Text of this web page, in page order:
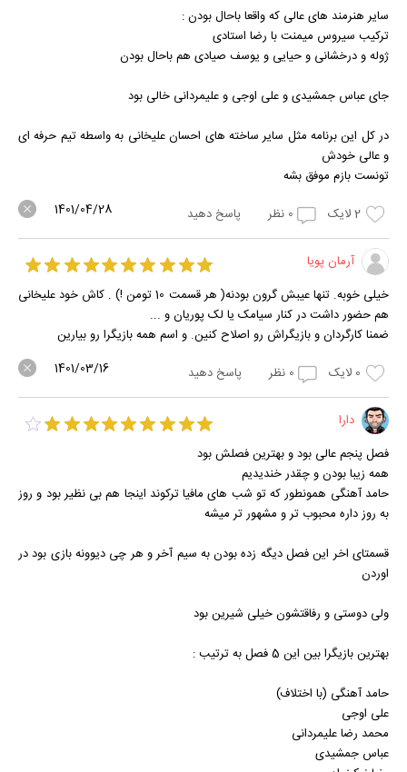
سایر هنرمند های عالی که واقعا باحال بودن :
ترکیب سیروس میمنت با رضا استادی
ژوله و درخشانی و حیایی و یوسف صیادی هم باحال بودن
جای عباس جمشیدی و علی اوجی و علیمردانی خالی بود
در کل این برنامه مثل سایر ساخته های احسان علیخانی به واسطه تیم حرفه ای
و عالی خودش
تونست بازم موفق بشه
2لایک 0 نظر پاسخ دهید 1401/04/28
آرمان پویا
خیلی خوبه. تنها عیبش گرون بودنه( هر قسمت 10 تومن !) . کاش خود علیخانی
هم حضور داشت در کنار سیامک یا لک پوریان و ...
ضمنا کارگردان و بازیگراش رو اصلاح کنین. و اسم همه بازیگرا رو بیارین
0 لایک 0 نظر پاسخ دهید 1401/03/16
دارا
فصل پنجم عالی بود و بهترین فصلش بود
همه زیبا بودن و چقدر خندیدیم
حامد آهنگی همونطور که تو شب های مافیا ترکوند اینجا هم بی نظیر بود و روز
به روز داره محبوب تر و مشهور تر میشه
قسمتای اخر این فصل دیگه زده بودن به سیم آخر و هر چی دیوونه بازی بود در
اوردن
ولی دوستی و رفاقتشون خیلی شیرین بود
بهترین بازیگرا بین این 5 فصل به ترتیب :
حامد آهنگی (با اختلاف)
علی اوجی
محمد رضا علیمردانی
عباس جمشیدی